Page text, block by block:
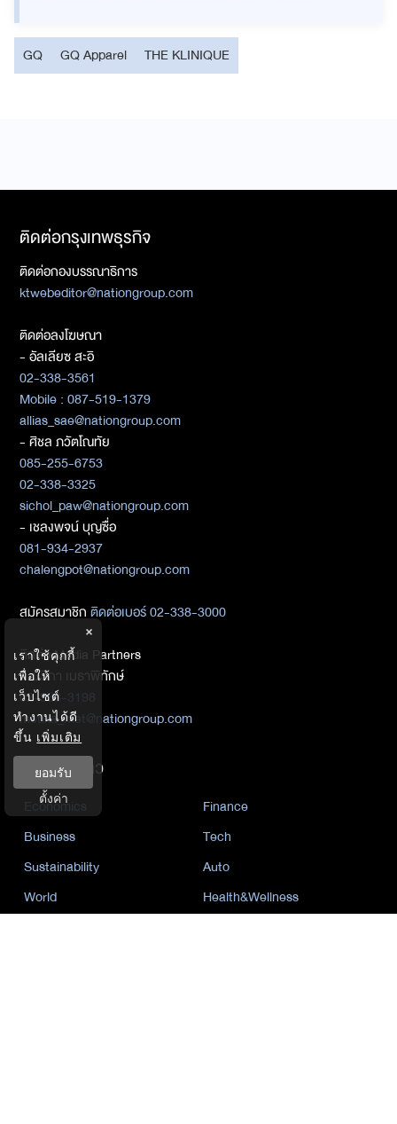
GQ GQ Apparel THE KLINIQUE
ติดต่อกรุงเทพธุรกิจ
ติดต่อกองบรรณาธิการ
ktwebeditor@nationgroup.com
ติดต่อลงโฆษณา
- อัลเลียซ สะอิ
02-338-3561
Mobile : 087-519-1379
allias_sae@nationgroup.com
- ศิชล ภวัตโณทัย
085-255-6753
02-338-3325
sichol_paw@nationgroup.com
- เชลงพจน์ บุญซื่อ
081-934-2937
chalengpot@nationgroup.com
สมัครสมาชิกติดต่อเบอร์ 02-338-3000
ติดต่อ Media Partners
- เมธิกา เมธาพิทักษ์
02-338-3198
metika_met@nationgroup.com
หมวดหมู่ข่าว
Economics
Finance
Business
Tech
Sustainability
Auto
World
Health&Wellness
×
เราใช้คุกกี้
เพื่อให้
เว็บไซต์
ทำงานได้ดี
ขึ้น เพิ่มเติม
ยอมรับ
ตั้งค่า